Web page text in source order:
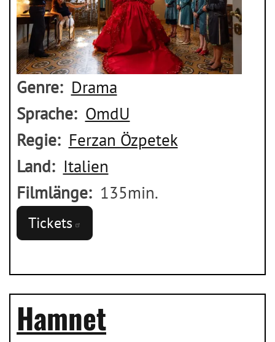
Genre
Drama
Sprache
OmdU
Regie
Ferzan Özpetek
Land
Italien
Filmlänge
135min.
Tickets
Hamnet